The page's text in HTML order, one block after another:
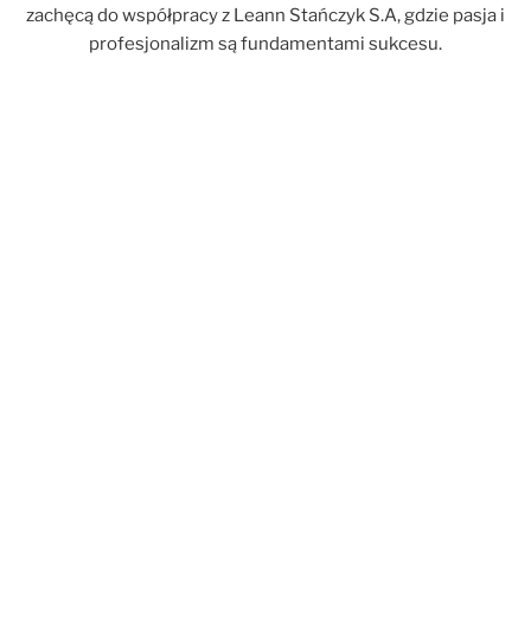
zachęcą do współpracy z Leann Stańczyk S.A, gdzie pasja i
profesjonalizm są fundamentami sukcesu.